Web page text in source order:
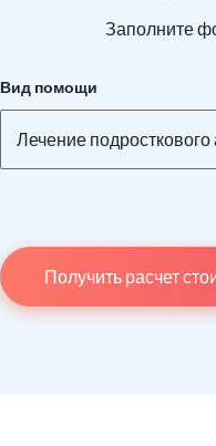
Заполните
Вид помощи
Лечение подросткового
Получить расчет